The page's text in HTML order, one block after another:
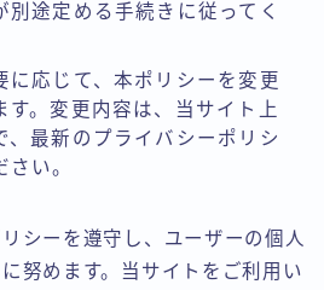
別途定める手続きに従ってく
に応じて、本ポリシーを変更
す。変更内容は、当サイト上
、最新のプライバシーポリシ
い。
シーを遵守し、ユーザーの個人
努めます。当サイトをご利用い